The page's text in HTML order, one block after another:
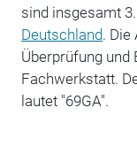
sind insgesamt
Deutschland. Die
Überprüfung und
Fachwerkstatt.
lautet "69GA".